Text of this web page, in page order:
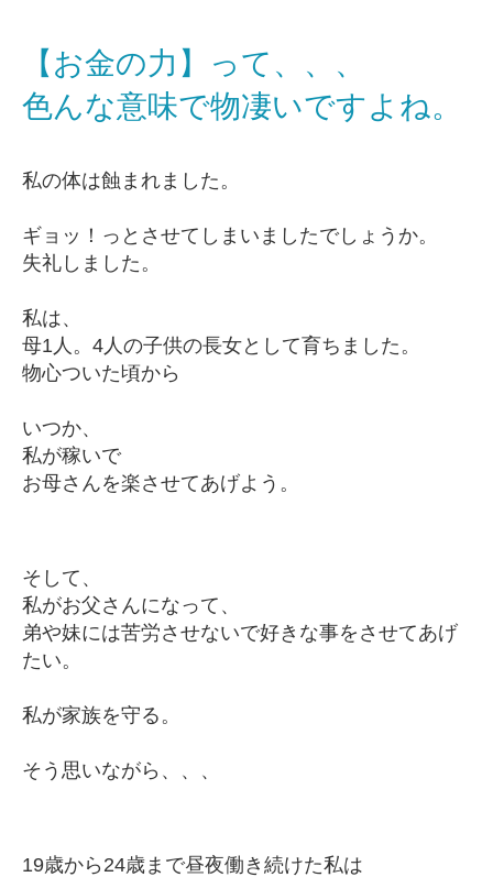
【お金の力】って、、、
色んな意味で物凄いですよね。
私の体は蝕まれました。
ギョッ！っとさせてしまいましたでしょうか。
失礼しました。
私は、
母1人。4人の子供の長女として育ちました。
物心ついた頃から
いつか、
私が稼いで
お母さんを楽させてあげよう。
そして、
私がお父さんになって、
弟や妹には苦労させないで好きな事をさせてあげ
たい。
私が家族を守る。
そう思いながら、、、
19歳から24歳まで昼夜働き続けた私は